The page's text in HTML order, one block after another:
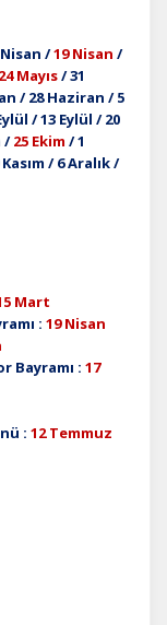
/19 Nisan /
24 Mayıs/ 31
/ 28 Haziran / 5
/ 13 Eylül / 20
/25 Ekim / 1
/ 6 Aralık /
Mart
: 19 Nisan
Bayramı : 17
: 12 Temmuz